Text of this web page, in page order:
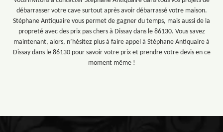
débarrasser votre cave surtout après avoir débarrassé votre maison.
Stéphane Antiquaire vous permet de gagner du temps, mais aussi de la
propreté avec des prix pas chers à Dissay dans le 86130. Vous savez
maintenant, alors, n’hésitez plus à faire appel à Stéphane Antiquaire à
Dissay dans le 86130 pour savoir votre prix et prendre votre devis en ce
moment même !